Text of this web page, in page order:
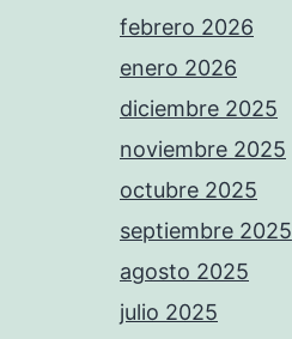
febrero 2026
enero 2026
diciembre 2025
noviembre 2025
octubre 2025
septiembre 2025
agosto 2025
julio 2025